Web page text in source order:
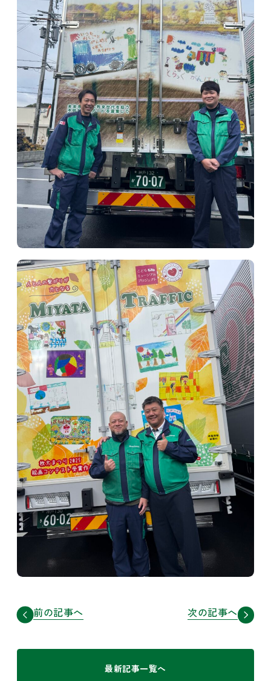
前の記事へ
最新記事一覧へ
次の記事へ